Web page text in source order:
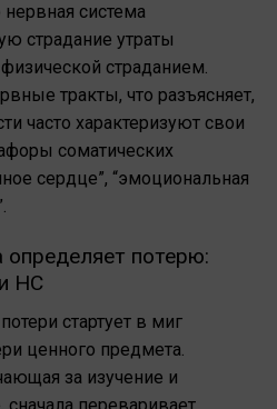
система
страдание утраты
страданием.
тракты, что разъясняет,
часто характеризуют свои
соматических
сердце”, “эмоциональная
определяет потерю:
НС
стартует в миг
ценного предмета.
за изучение и
сначала переваривает